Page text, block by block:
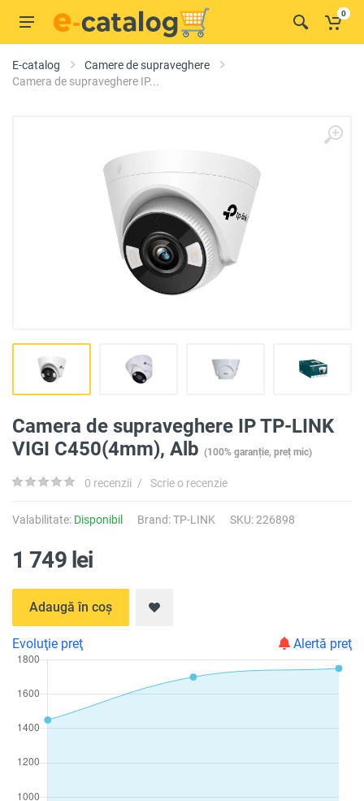
0
E-catalog
Camere de supraveghere
Camera de supraveghere IP...
Camera de supraveghere IP TP-LINK
VIGI C450(4mm), Alb (100% garanție, preț mic)
0 recenzii / Scrie o recenzie
Valabilitate: Disponibil Brand:TP-LINK SKU: 226898
1 749 lei
Adaugă în coș
Alertă preţ
Evoluţie preţ